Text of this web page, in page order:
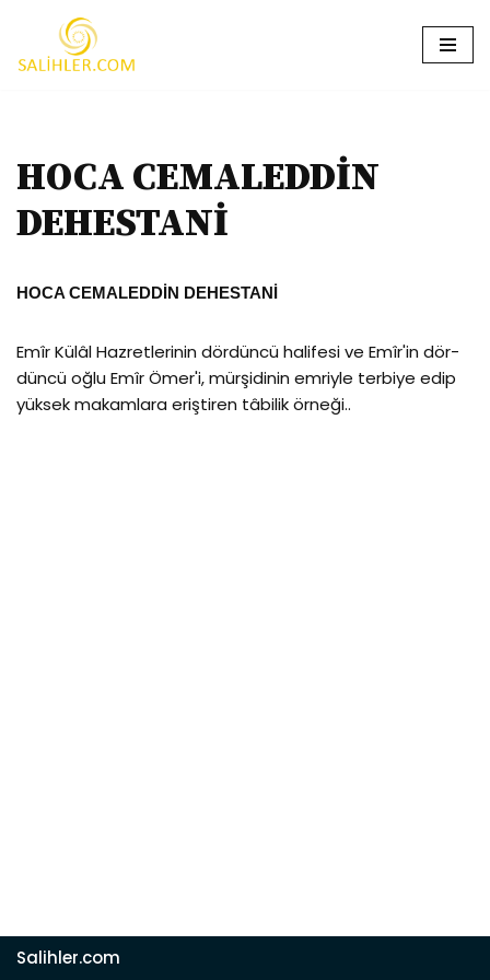
İçeriğe
HOCA CEMALEDDİN
DEHESTANİ
HOCA CEMALEDDİN DEHESTANİ
Emîr Külâl Hazretlerinin dördüncü halifesi ve Emîr'in dör­
düncü oğlu Emîr Ömer'i, mürşidinin emriyle terbiye edip
yüksek makamlara eriştiren tâbilik örneği..
Salihler.com